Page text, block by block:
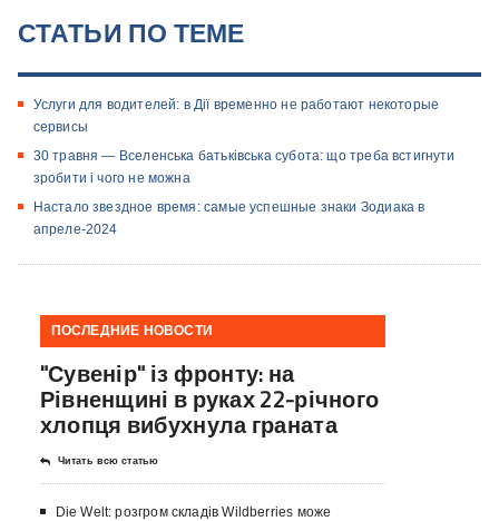
СТАТЬИ ПО ТЕМЕ
Услуги для водителей: в Дії временно не работают некоторые
сервисы
30 травня — Вселенська батьківська субота: що треба встигнути
зробити і чого не можна
Настало звездное время: самые успешные знаки Зодиака в
апреле-2024
ПОСЛЕДНИЕ НОВОСТИ
"Сувенір" із фронту: на
Рівненщині в руках 22-річного
хлопця вибухнула граната
Читать всю статью
Die Welt: розгром складів Wildberries може